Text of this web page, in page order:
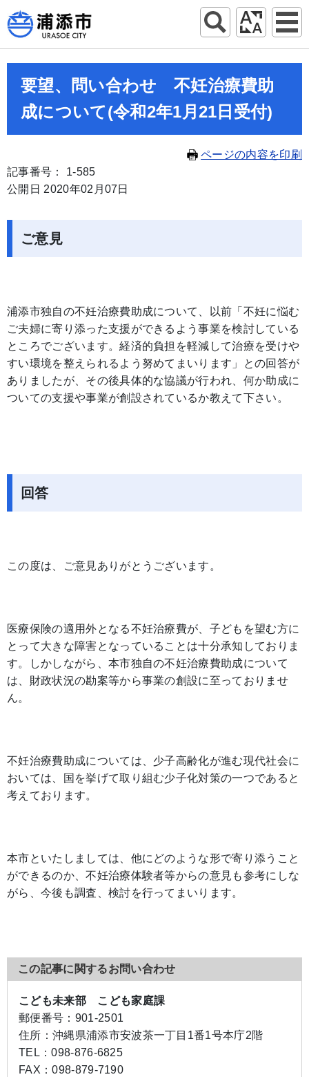
要望、問い合わせ 不妊治療費助
成について(令和2年1月21日受付)
ページの内容を印刷
記事番号： 1-585
公開日 2020年02月07日
ご意見
浦添市独自の不妊治療費助成について、以前「不妊に悩む
ご夫婦に寄り添った支援ができるよう事業を検討している
ところでございます。経済的負担を軽減して治療を受けや
すい環境を整えられるよう努めてまいります」との回答が
ありましたが、その後具体的な協議が行われ、何か助成に
ついての支援や事業が創設されているか教えて下さい。
回答
この度は、ご意見ありがとうございます。
医療保険の適用外となる不妊治療費が、子どもを望む方に
とって大きな障害となっていることは十分承知しておりま
す。しかしながら、本市独自の不妊治療費助成について
は、財政状況の勘案等から事業の創設に至っておりませ
ん。
不妊治療費助成については、少子高齢化が進む現代社会に
おいては、国を挙げて取り組む少子化対策の一つであると
考えております。
本市といたしましては、他にどのような形で寄り添うこと
ができるのか、不妊治療体験者等からの意見も参考にしな
がら、今後も調査、検討を行ってまいります。
この記事に関するお問い合わせ
こども未来部 こども家庭課
郵便番号： 901-2501
住所： 沖縄県浦添市安波茶一丁目1番1号本庁2階
TEL：098-876-6825
FAX：098-879-7190